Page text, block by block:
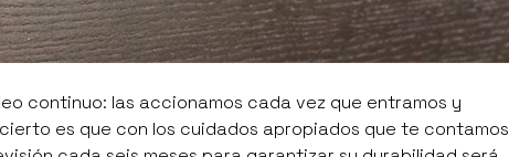
continuo: las accionamos cada vez que entramos y
es que con los cuidados apropiados que te contamos